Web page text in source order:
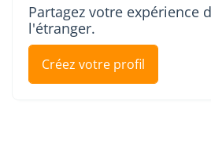
Partagez votre expérience
l'étranger.
Créez votre profil